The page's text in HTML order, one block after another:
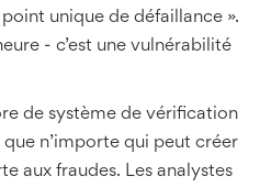
unique de défaillance ».
- c’est une vulnérabilité
de système de vérification
n’importe qui peut créer
aux fraudes. Les analystes